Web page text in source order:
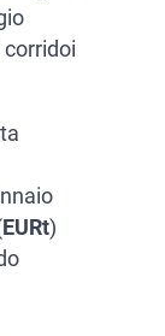
EURt)